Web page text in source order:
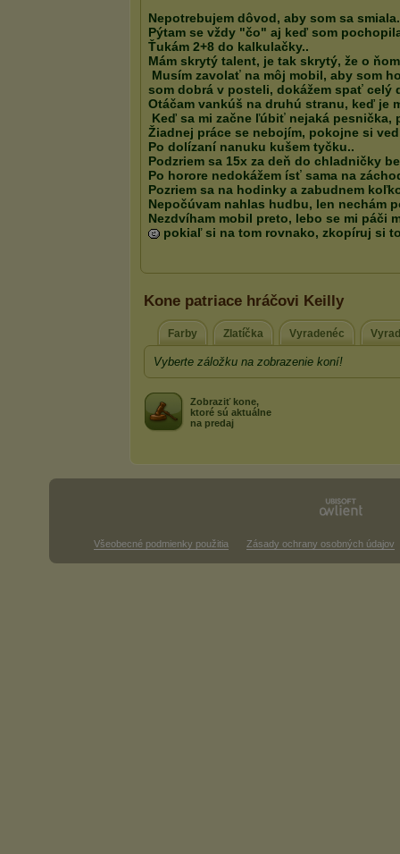
Kone patriace hráčovi Keilly
Farby Zlatíčka Vyradenéc
Vyberte záložku na zobrazenie koní!
Zobraziť kone,
ktoré sú aktuálne
na predaj
Všeobecné podmienky použitia Zásady ochrany osobných údajov